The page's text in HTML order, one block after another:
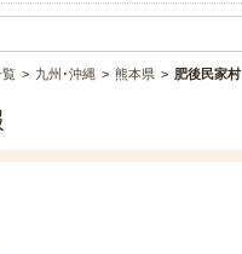
九州･沖縄 熊本県 肥後民家村